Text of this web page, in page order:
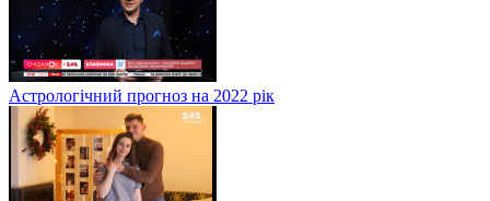
Астрологічний прогноз на 2022 рік